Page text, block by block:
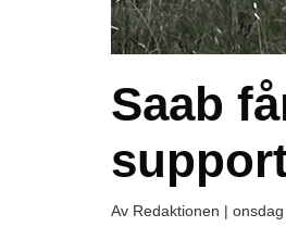
Saab
Av Redaktionen |